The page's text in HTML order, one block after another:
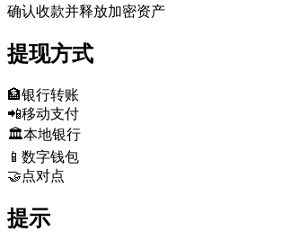
确认收款并释放加密资产
提现方式
🏦银行转账
📲移动支付
🏛️本地银行
📱 数字钱包
🤝点对点
提示